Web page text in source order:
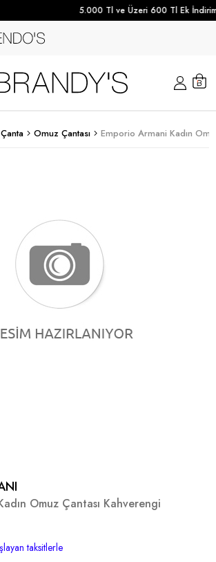
5.000 Tl ve Üzeri 600 Tl Ek İndirim
Çanta Omuz Çantası Emporio Armani Kadın
Omuz Çantası Kahverengi
taksitlerle